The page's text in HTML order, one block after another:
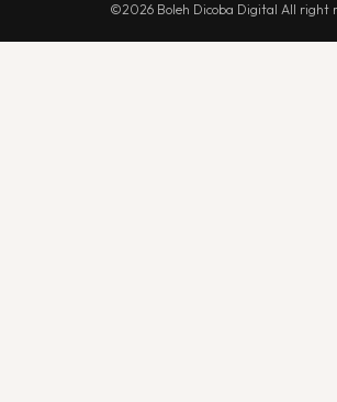
©2026 Boleh Dicoba Digital All right